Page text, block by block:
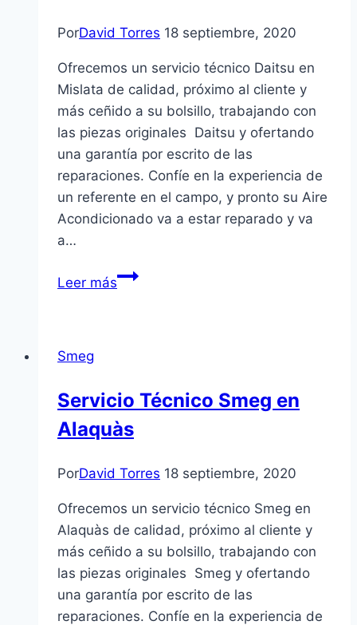
PorDavid Torres 18 septiembre, 2020
Ofrecemos un servicio técnico Daitsu en
Mislata de calidad, próximo al cliente y
más ceñido a su bolsillo, trabajando con
las piezas originales Daitsu y ofertando
una garantía por escrito de las
reparaciones. Confíe en la experiencia de
un referente en el campo, y pronto su Aire
Acondicionado va a estar reparado y va
a…
Leer másServicio
Smeg
Servicio Técnico Smeg en
Alaquàs
PorDavid Torres 18 septiembre, 2020
Ofrecemos un servicio técnico Smeg en
Alaquàs de calidad, próximo al cliente y
más ceñido a su bolsillo, trabajando con
las piezas originales Smeg y ofertando
una garantía por escrito de las
reparaciones. Confíe en la experiencia de